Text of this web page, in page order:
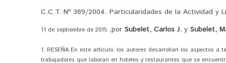
C.C.T. Nº 389/2004. Particularidades de la Actividad y
11 de septiembre de 2015 ,por Subelet, Carlos J. y Subelet,
1. RESEÑA En este artículo, los autores desarrollan los aspectos
trabajadores que laboran en hoteles y restaurantes que se